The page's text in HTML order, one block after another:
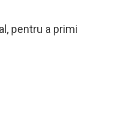
pentru a primi